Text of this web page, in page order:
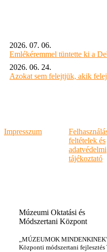
2026. 07. 06.
Emlékéremmel tüntette ki a
2026. 06. 24.
Azokat sem felejtjük, akik
Impresszum
feltételek és
adatvédelmi
tájékoztató
Múzeumi Oktatási és
Módszertani Központ
„MÚZEUMOK
Központi módszertani